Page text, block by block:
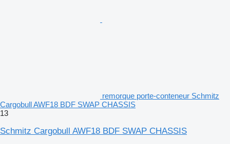
remorque porte-conteneur Schmitz
Cargobull AWF18 BDF SWAP CHASSIS
13
Schmitz Cargobull AWF18 BDF SWAP CHASSIS